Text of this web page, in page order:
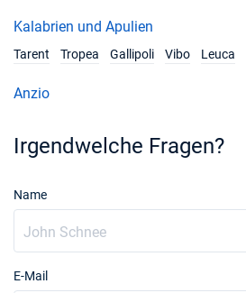
Kalabrien und Apulien
Tarent
Tropea Gallipoli Vibo Leuca
Anzio
Irgendwelche Fragen?
Name
E-Mail